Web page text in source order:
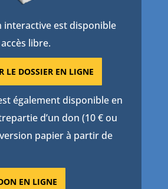
interactive est disponible
libre.
LE DOSSIER EN LIGNE
également disponible en
d’un don (10 € ou
papier à partir de
EN LIGNE